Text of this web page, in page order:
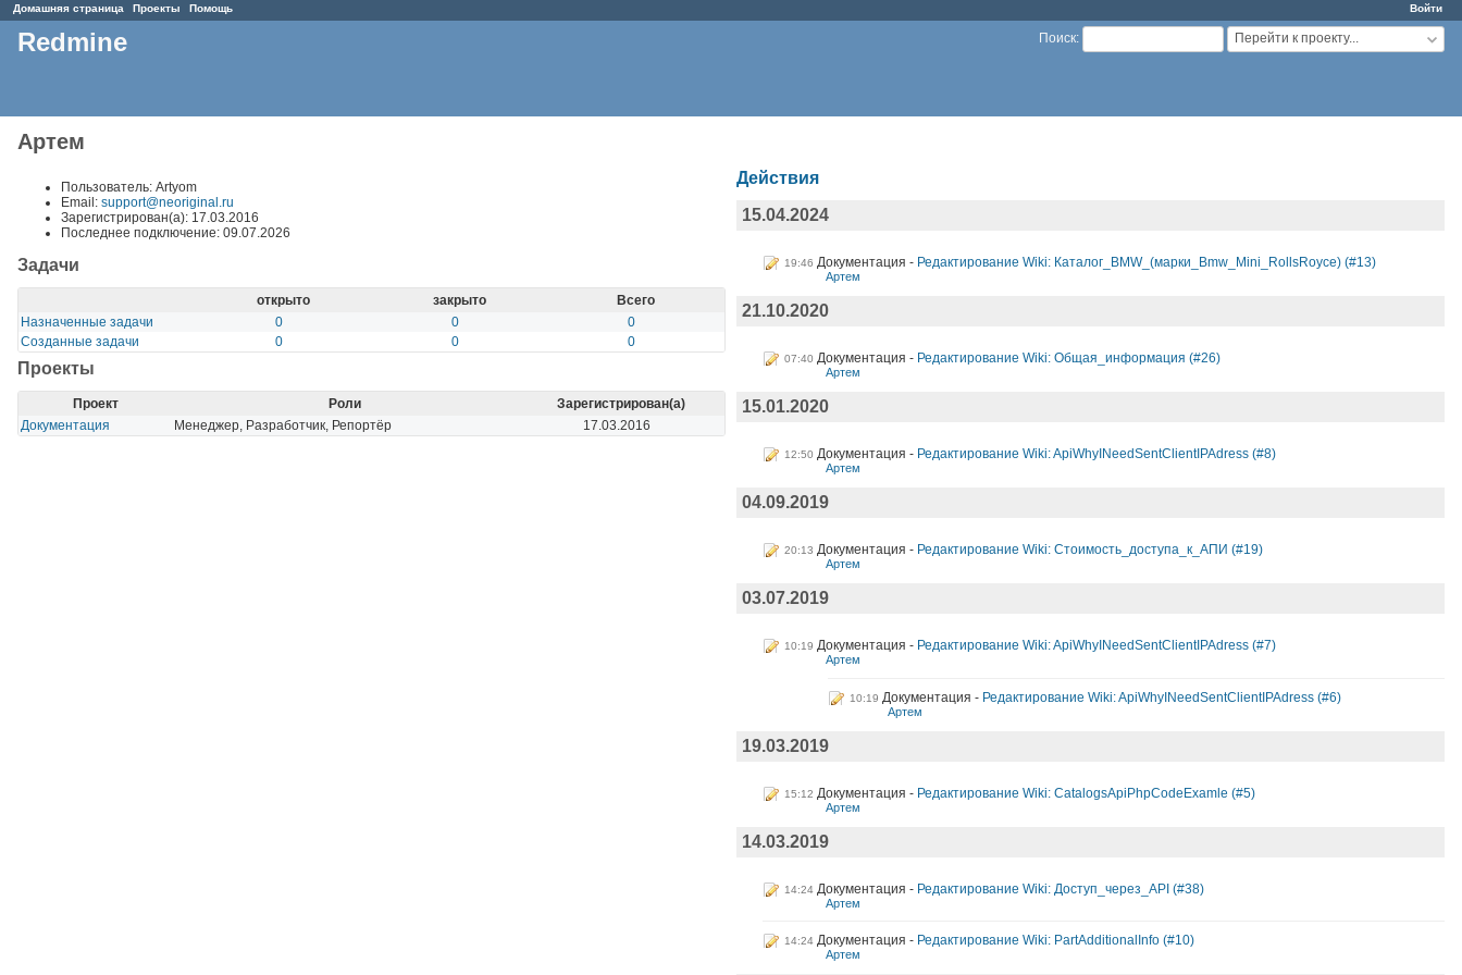
Войти
Домашняя страница Проекты Помощь
Поиск: Перейти к проекту...
Redmine
Артем
Пользователь: Artyom
Email: support@neoriginal.ru
Зарегистрирован(а): 17.03.2016
Последнее подключение: 09.07.2026
Задачи
открыто закрыто
Всего
Назначенные задачи
0 0
0
Созданные задачи
0 0 0
Проекты
Проект Роли
Зарегистрирован(а)
Документация
Менеджер, Разработчик, Репортёр 17.03.2016
Действия
15.04.2024
19:46 Документация Редактирование Wiki: Каталог_BMW_(марки_Bmw_Mini_RollsRoyce) (#13)
Артем
21.10.2020
07:40 Документация Редактирование Wiki: Общая_информация (#26)
Артем
15.01.2020
12:50 Документация Редактирование Wiki: ApiWhyINeedSentClientIPAdress (#8)
Артем
04.09.2019
20:13 Документация Редактирование Wiki: Стоимость_доступа_к_АПИ (#19)
Артем
03.07.2019
10:19 Документация Редактирование Wiki: ApiWhyINeedSentClientIPAdress (#7)
Артем
10:19 Документация Редактирование Wiki: ApiWhyINeedSentClientIPAdress (#6)
Артем
19.03.2019
15:12 Документация Редактирование Wiki: CatalogsApiPhpCodeExamle (#5)
Артем
14.03.2019
14:24 Документация Редактирование Wiki: Доступ_через_API (#38)
Артем
14:24 Документация Редактирование Wiki: PartAdditionalInfo (#10)
Артем